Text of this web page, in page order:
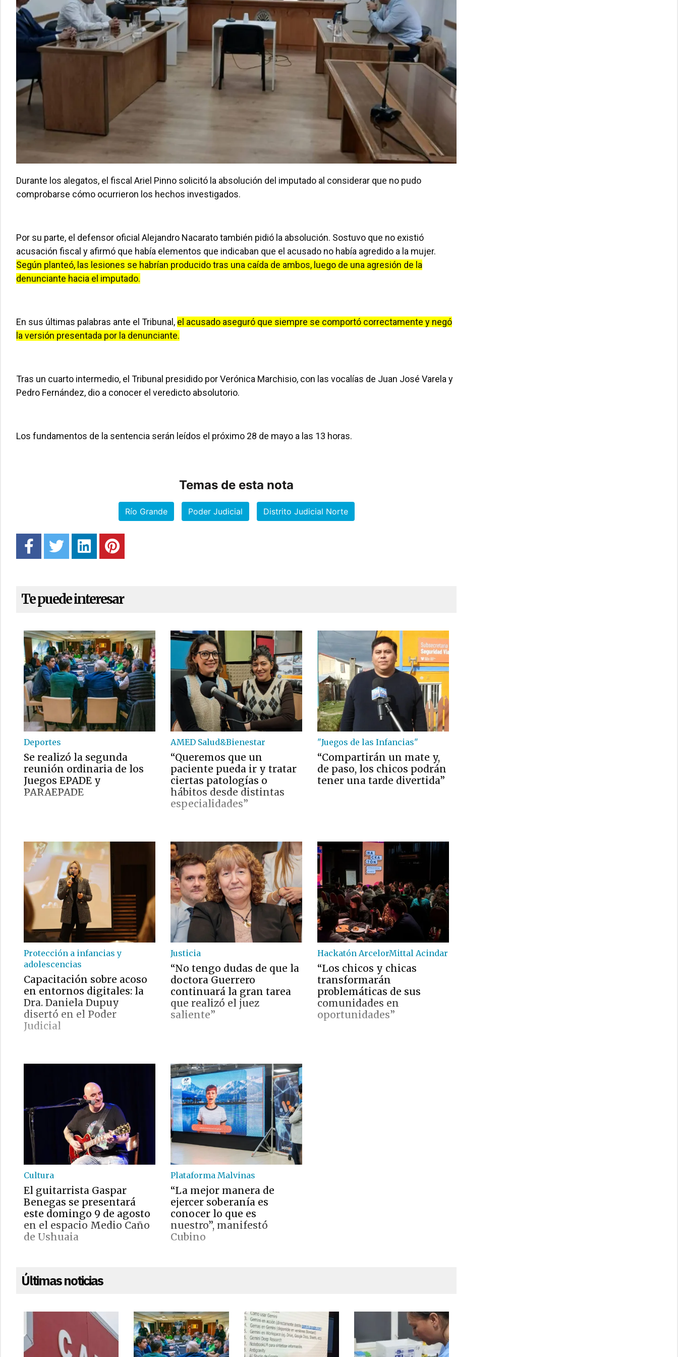
Durante los alegatos, el fiscal Ariel Pinno solicitó la absolución del imputado al considerar que no pudo
comprobarse cómo ocurrieron los hechos investigados.
Por su parte, el defensor oficial Alejandro Nacarato también pidió la absolución. Sostuvo que no existió
acusación fiscal y afirmó que había elementos que indicaban que el acusado no había agredido a la mujer.
Según planteó, las lesiones se habrían producido tras una caída de ambos, luego de una agresión de la
denunciante hacia el imputado.
En sus últimas palabras ante el Tribunal, el acusado aseguró que siempre se comportó correctamente y negó
la versión presentada por la denunciante.
Tras un cuarto intermedio, el Tribunal presidido por Verónica Marchisio, con las vocalías de Juan José Varela y
Pedro Fernández, dio a conocer el veredicto absolutorio.
Los fundamentos de la sentencia serán leídos el próximo 28 de mayo a las 13 horas.
Temas de esta nota
Río Grande Poder Judicial Distrito Judicial Norte
Te puede interesar
Deportes
Se realizó la segunda
reunión ordinaria de los
Juegos EPADE y
PARAEPADE
AMED Salud&Bienestar
“Queremos que un
paciente pueda ir y tratar
ciertas patologías o
hábitos desde distintas
especialidades”
"Juegos de las Infancias"
“Compartirán un mate y,
de paso, los chicos podrán
tener una tarde divertida”
Protección a infancias y
adolescencias
Capacitación sobre acoso
en entornos digitales: la
Dra. Daniela Dupuy
disertó en el Poder
Judicial
Justicia
“No tengo dudas de que la
doctora Guerrero
continuará la gran tarea
que realizó el juez
saliente”
Hackatón ArcelorMittal Acindar
“Los chicos y chicas
transformarán
problemáticas de sus
comunidades en
oportunidades”
Cultura
El guitarrista Gaspar
Benegas se presentará
este domingo 9 de agosto
en el espacio Medio Caño
de Ushuaia
Plataforma Malvinas
“La mejor manera de
ejercer soberanía es
conocer lo que es
nuestro”, manifestó
Cubino
Últimas noticias